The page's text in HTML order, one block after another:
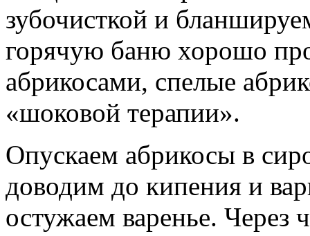
зубочисткой и
горячую баню хорошо
абрикосами, спелые
«шоковой терапии».
Опускаем абрикосы в
доводим до кипения и
остужаем варенье. Через